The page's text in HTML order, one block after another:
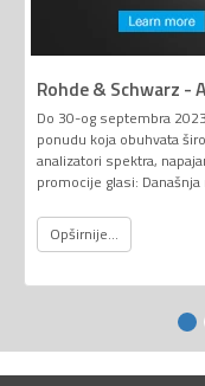
Rohde & Schwarz -
Do 30-og septembra
ponudu koja obuhvata
analizatori spektra,
promocije glasi:
Opširnije...